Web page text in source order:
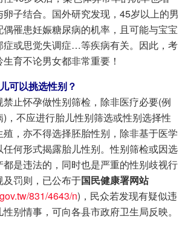
子结合。国外研究发现，45岁以上的男
罹患妊娠糖尿病的机率，且可能与宝宝
症或思觉失调症…等疾病有关。因此，考
育不论男女都非常重要！
可以挑选性别？
止怀孕做性别筛检，除非医疗必要(例
，不应进行胎儿性别筛选或性别选择性
，亦不得选择胚胎性别，除非基于医学
何形式揭露胎儿性别。性别筛检或因选
是违法的，同时也是严重的性别歧视行
罚则，已公布于国民健康署网站
831/4643/n)，民众若发现有疑似违
别情事，可向各县市政府卫生局反映。